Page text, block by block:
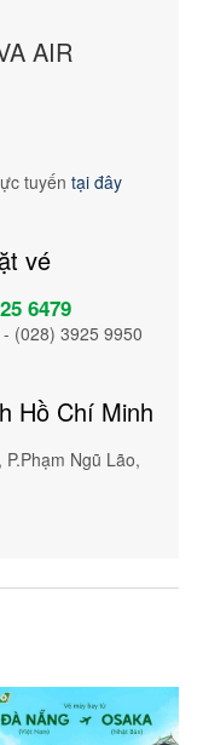
AIR
tuyến tại đây
vé
6479
- (028) 3925 9950
Hồ Chí Minh
Ngũ Lão,